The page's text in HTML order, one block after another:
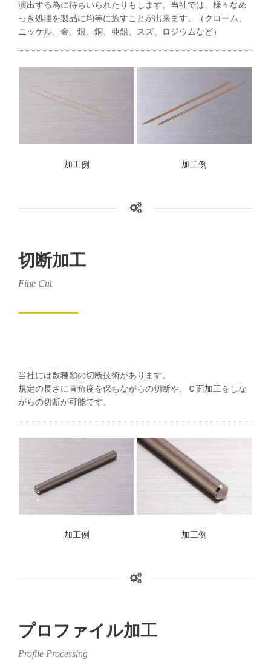
演出する為に待ちいられたりもします。当社では、様々なめ
っき処理を製品に均等に施すことが出来ます。（クローム、
ニッケル、金、銀、銅、亜鉛、スズ、ロジウムなど）
加工例 加工例
切断加工
Fine Cut
当社には数種類の切断技術があります。
規定の長さに直角度を保ちながらの切断や、Ｃ面加工をしな
がらの切断が可能です。
加工例 加工例
プロファイル加工
Profile Processing